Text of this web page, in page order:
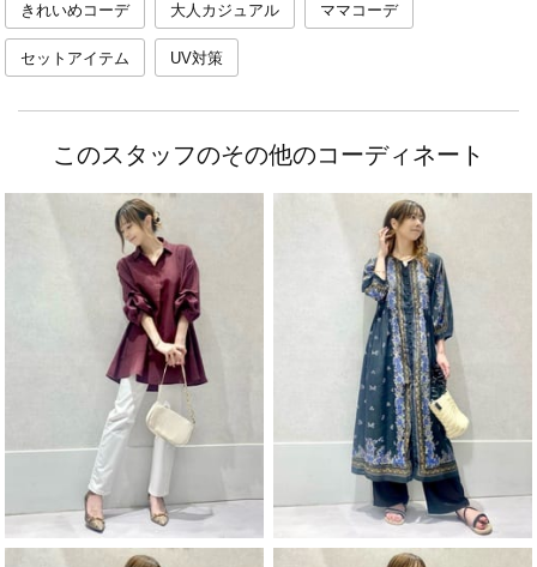
きれいめコーデ 大人カジュアル ママコーデ
セットアイテム UV対策
このスタッフのその他のコーディネート